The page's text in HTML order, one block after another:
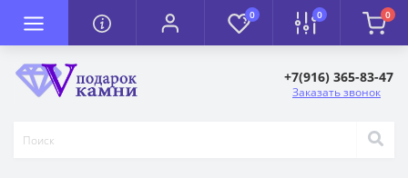
0 0 0
+7(916) 365-83-47
Заказать звонок